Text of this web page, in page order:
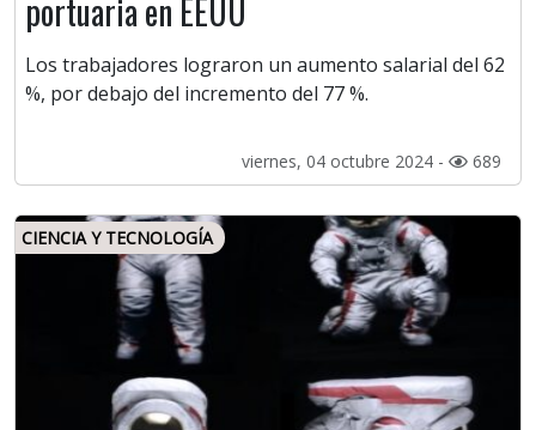
portuaria en EEUU
Los trabajadores lograron un aumento salarial del 62
%, por debajo del incremento del 77 %.
viernes, 04 octubre 2024 - 689
CIENCIA Y TECNOLOGÍA